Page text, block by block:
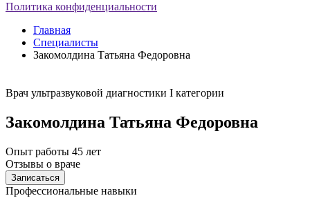
Политика конфиденциальности
Главная
Специалисты
Закомолдина Татьяна Федоровна
Врач ультразвуковой диагностики I категории
Закомолдина Татьяна Федоровна
Опыт работы 45 лет
Отзывы о враче
Записаться
Профессиональные навыки